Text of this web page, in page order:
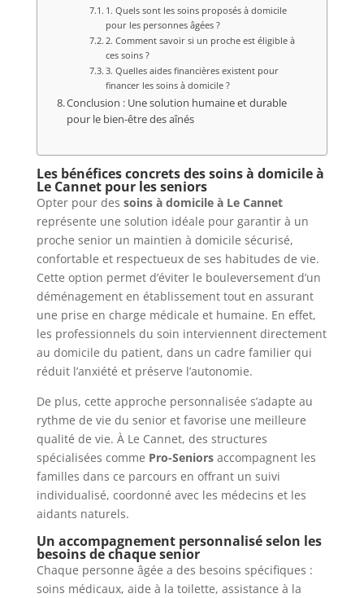
1. Quels sont les soins proposés à domicile
pour les personnes âgées ?
2. Comment savoir si un proche est éligible à
ces soins ?
3. Quelles aides financières existent pour
financer les soins à domicile ?
Conclusion : Une solution humaine et durable
pour le bien-être des aînés
Les bénéfices concrets des soins à domicile à
Le Cannet pour les seniors
Opter pour des soins à domicile à Le Cannet
représente une solution idéale pour garantir à un
proche senior un maintien à domicile sécurisé,
confortable et respectueux de ses habitudes de vie.
Cette option permet d’éviter le bouleversement d’un
déménagement en établissement tout en assurant
une prise en charge médicale et humaine. En effet,
les professionnels du soin interviennent directement
au domicile du patient, dans un cadre familier qui
réduit l’anxiété et préserve l’autonomie.
De plus, cette approche personnalisée s’adapte au
rythme de vie du senior et favorise une meilleure
qualité de vie. À Le Cannet, des structures
spécialisées comme Pro-Seniorsaccompagnent les
familles dans ce parcours en offrant un suivi
individualisé, coordonné avec les médecins et les
aidants naturels.
Un accompagnement personnalisé selon les
besoins de chaque senior
Chaque personne âgée a des besoins spécifiques :
soins médicaux, aide à la toilette, assistance à la